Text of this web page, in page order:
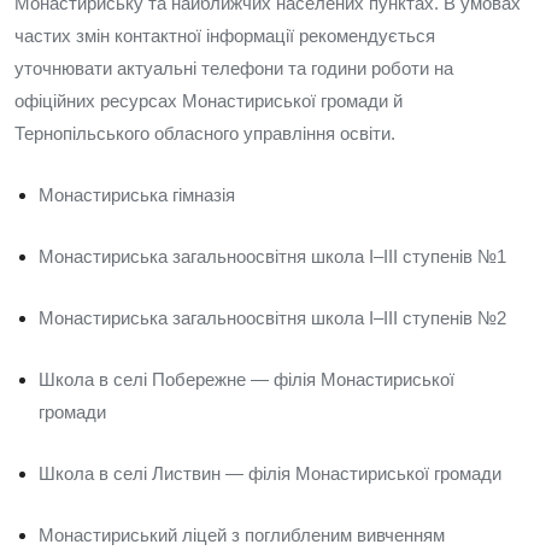
частих змін контактної інформації рекомендується
уточнювати актуальні телефони та години роботи на
офіційних ресурсах Монастириської громади й
Тернопільського обласного управління освіти.
Монастириська гімназія
Монастириська загальноосвітня школа I–III ступенів №1
Монастириська загальноосвітня школа I–III ступенів №2
Школа в селі Побережне — філія Монастириської
громади
Школа в селі Листвин — філія Монастириської громади
Монастириський ліцей з поглибленим вивченням